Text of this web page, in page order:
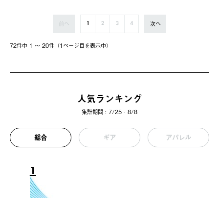
72件中 1 〜 20件（1ページ⽬を表⽰中）
前へ 1 2 3 4 次へ
人気ランキング
集計期間 : 7/25 - 8/8
総合 ギア アパレル
1